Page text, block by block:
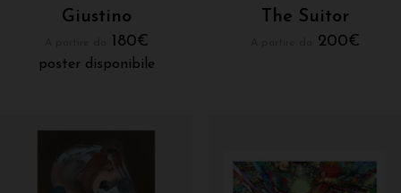
Giustino
180€
poster disponibile
The Suitor
200€